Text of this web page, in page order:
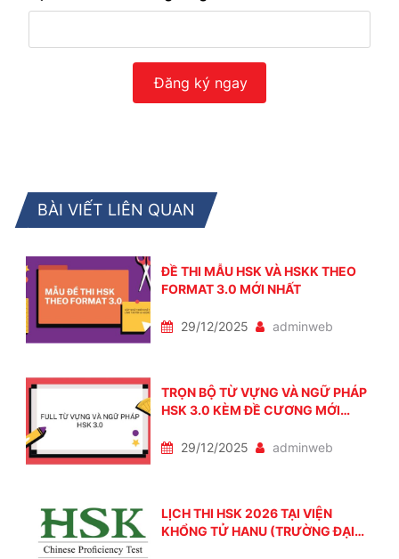
BÀI VIẾT LIÊN QUAN
ĐỀ THI MẪU HSK VÀ HSKK THEO
FORMAT 3.0 MỚI NHẤT
29/12/2025 adminweb
TRỌN BỘ TỪ VỰNG VÀ NGỮ PHÁP
HSK 3.0 KÈM ĐỀ CƯƠNG MỚI
29/12/2025
adminweb
LỊCH THI HSK 2026 TẠI VIỆN
KHỔNG TỬ HANU (TRƯỜNG ĐẠI